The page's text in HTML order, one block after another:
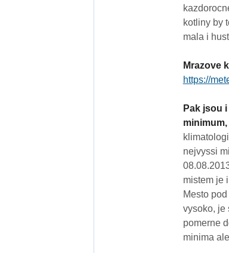
kotliny by
mala i
Mrazove
https://
Pak jsou
nejvyssi
mistem je
Mesto
vysoko, je
pomerne
minima